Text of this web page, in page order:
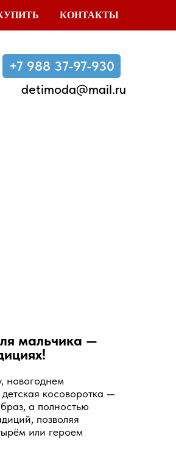
КОНТАКТЫ
detimoda@mail.ru
+7 988 37-97-930
мальчика —
новогоднем
косоворотка —
а полностью
позволяя
или героем